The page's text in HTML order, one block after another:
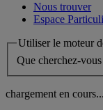
Nous trouver
Espace
Utiliser le moteur
Que cherchez-
chargement en cours...